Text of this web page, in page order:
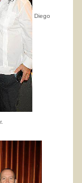
Diego